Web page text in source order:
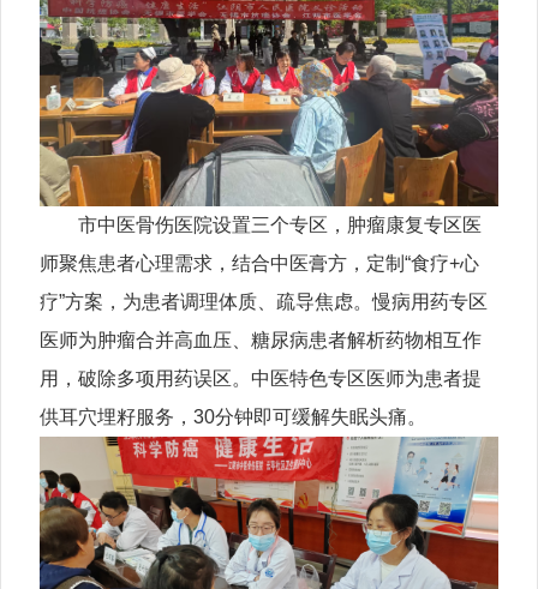
市中医骨伤医院设置三个专区，肿瘤康复专区医
师聚焦患者心理需求，结合中医膏方，定制“食疗+心
疗”方案，为患者调理体质、疏导焦虑。慢病用药专区
医师为肿瘤合并高血压、糖尿病患者解析药物相互作
用，破除多项用药误区。中医特色专区医师为患者提
供耳穴埋籽服务，30分钟即可缓解失眠头痛。